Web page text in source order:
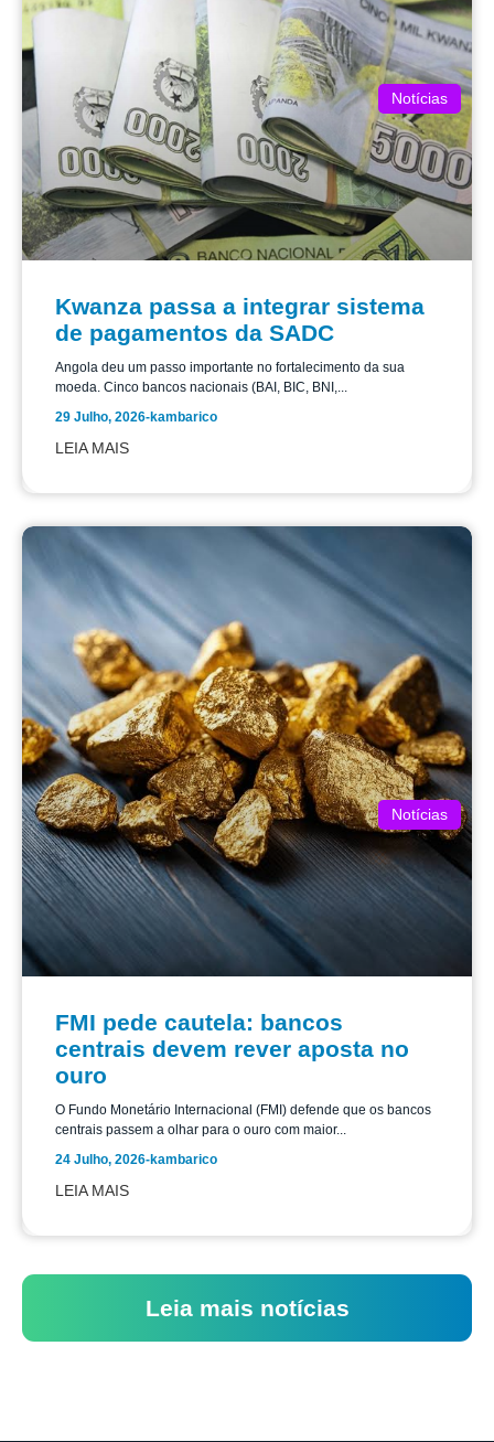
Notícias
Kwanza passa a integrar sistema
de pagamentos da SADC
Angola deu um passo importante no fortalecimento da sua
moeda. Cinco bancos nacionais (BAI, BIC, BNI,...
29 Julho, 2026-kambarico
LEIA MAIS
Notícias
FMI pede cautela: bancos
centrais devem rever aposta no
ouro
O Fundo Monetário Internacional (FMI) defende que os bancos
centrais passem a olhar para o ouro com maior...
24 Julho, 2026-kambarico
LEIA MAIS
Leia mais notícias